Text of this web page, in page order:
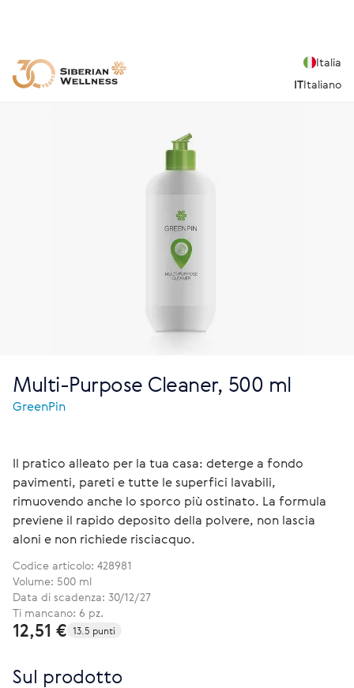
Italia
ITItaliano
Multi-Purpose Cleaner, 500 ml
GreenPin
Il pratico alleato per la tua casa: deterge a fondo
pavimenti, pareti e tutte le superfici lavabili,
rimuovendo anche lo sporco più ostinato. La formula
previene il rapido deposito della polvere, non lascia
aloni e non richiede risciacquo.
Codice articolo: 428981
Volume: 500 ml
Data di scadenza: 30/12/27
Ti mancano: 6 pz.
12,51 € 13.5 punti
Sul prodotto